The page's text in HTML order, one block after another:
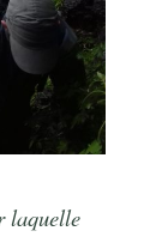
laquelle